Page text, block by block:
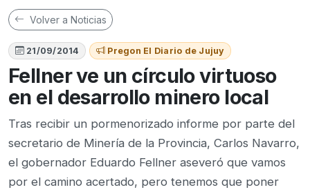
Volver a Noticias
21/09/2014 Pregon El Diario de Jujuy
Fellner ve un círculo virtuoso
en el desarrollo minero local
Tras recibir un pormenorizado informe por parte del
secretario de Minería de la Provincia, Carlos Navarro,
el gobernador Eduardo Fellner aseveró que vamos
por el camino acertado, pero tenemos que poner